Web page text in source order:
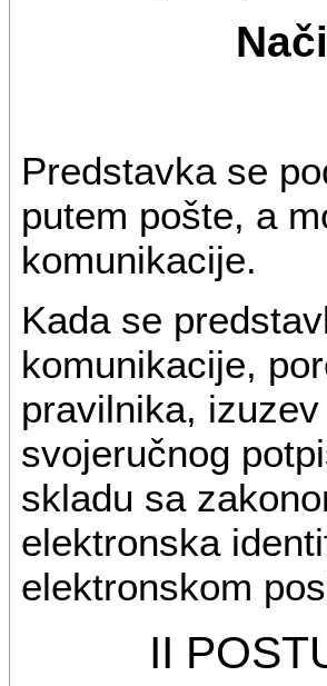
Predstavka se
putem pošte, a
komunikacije.
Kada se
komunikacije,
pravilnika,
svojeručnog
skladu sa
elektronska
elektronskom
II